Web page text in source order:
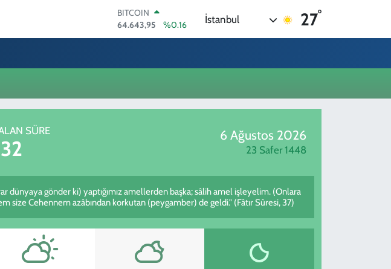
BITCOIN
64.643,95
%0.16
DOLAR
64,2398
%0.2
GRAM ALTIN
İstanbul 27°
SÜRE 6 Ağustos 2026
23 Safer 1448
gönder ki) yaptığımız amellerden başka; sâlih amel işleyelim. (Onlara
Cehennem azâbından korkutan (peygamber) de geldi." (Fâtır Sûresi, 37)